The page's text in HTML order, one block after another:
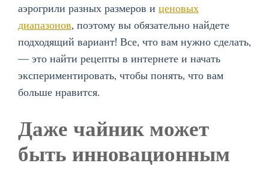
аэрогрили разных размеров и ценовых
диапазонов, поэтому вы обязательно найдете
подходящий вариант! Все, что вам нужно сделать,
— это найти рецепты в интернете и начать
экспериментировать, чтобы понять, что вам
больше нравится.
Даже чайник может
быть инновационным